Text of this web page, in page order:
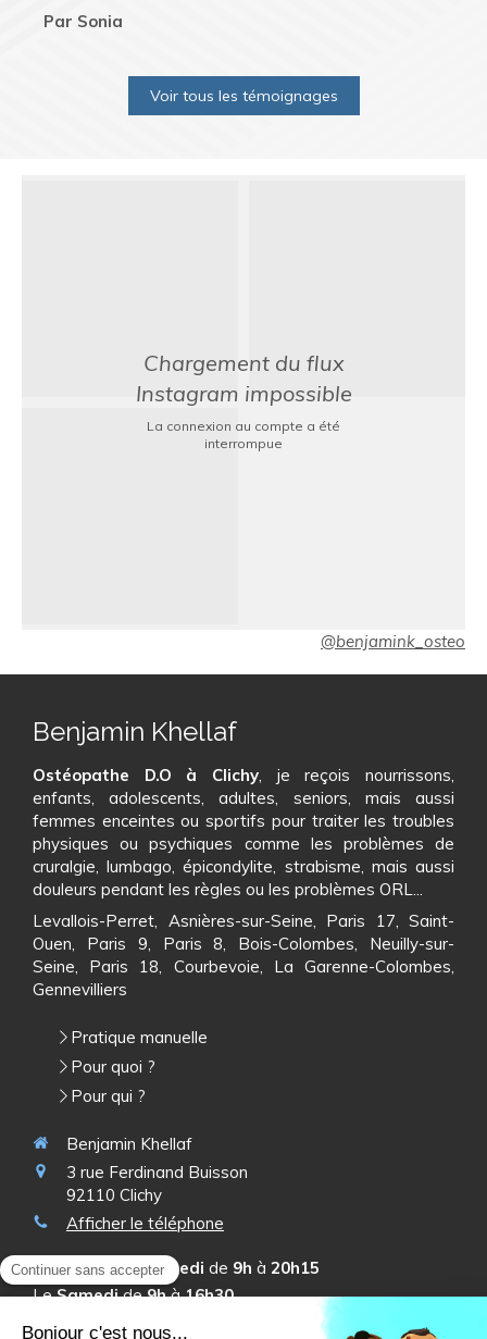
Par Sonia
Voir tous les témoignages
Chargement du flux
Instagram impossible
La connexion au compte a été
interrompue
@benjamink_osteo
Benjamin Khellaf
Ostéopathe D.O à Clichy, je reçois nourrissons,
enfants, adolescents, adultes, seniors, mais aussi
femmes enceintes ou sportifs pour traiter les troubles
physiques ou psychiques comme les problèmes de
cruralgie, lumbago, épicondylite, strabisme, mais aussi
douleurs pendant les règles ou les problèmes ORL...
Levallois-Perret, Asnières-sur-Seine, Paris 17, Saint-
Ouen, Paris 9, Paris 8, Bois-Colombes, Neuilly-sur-
Seine, Paris 18, Courbevoie, La Garenne-Colombes,
Gennevilliers
Pratique manuelle
Pour quoi ?
Pour qui ?
Benjamin Khellaf
3 rue Ferdinand Buisson
92110 Clichy
Afficher le téléphone
DuLundiauVendredi de 9h à 20h15
LeSamedide9hà16h30